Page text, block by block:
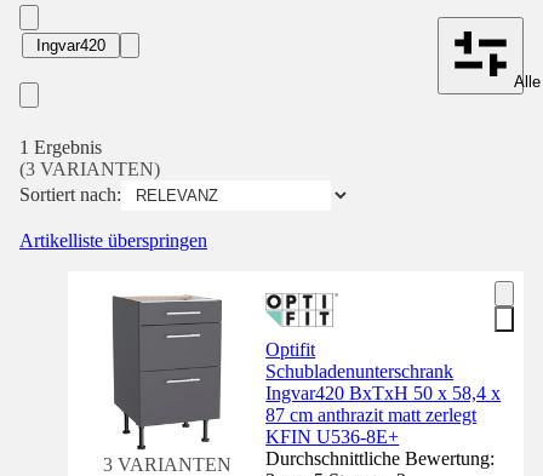
Ingvar420
1 Ergebnis
(3 VARIANTEN)
Sortiert nach:
Artikelliste überspringen
3 VARIANTEN
Optifit
Schubladenunterschrank
Ingvar420 BxTxH 50 x 58,4 x
87 cm anthrazit matt zerlegt
KFIN U536-8E+
Durchschnittliche Bewertung: